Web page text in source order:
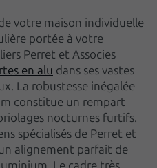
votre maison individuelle
portée à votre
Perret et Associes
en alu dans ses vastes
La robustesse inégalée
constitue un rempart
nocturnes furtifs.
spécialisés de Perret et
alignement parfait de
Le cadre très